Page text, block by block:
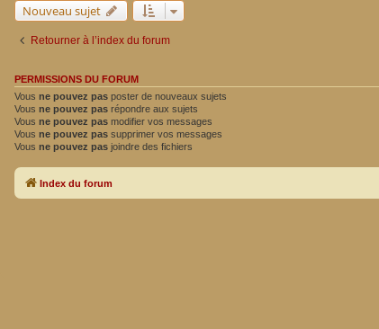
Nouveau sujet
Retourner à l’index du forum
PERMISSIONS DU FORUM
Vous ne pouvez pas poster de nouveaux sujets
Vous ne pouvez pas répondre aux sujets
Vous ne pouvez pas modifier vos messages
Vous ne pouvez pas supprimer vos messages
Vous ne pouvez pas joindre des fichiers
Index du forum